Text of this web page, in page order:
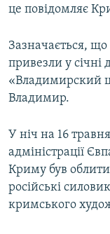
це повідомляє
Зазначається, що
привезли у січні
«Владимирский
Владимир.
У ніч на 16
адміністрації
Криму був
російські
кримського